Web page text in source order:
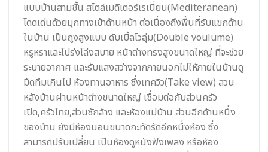
แบบบ้านสามชั้น สไตล์เมดิเตอร์เรเนี่ยน(Mediteranean)
โดดเด่นด้วยมุกทางเข้าด้านหน้า ต่อเนื่องถึงพื้นที่รับแขกด้าน
ในบ้าน เป็นถูงสูงแบบ ดับเบิ้ลโวลุ่ม(Double voulume)
หรูหราและโปร่งโล่งสบาย หน้าต่างทรงสูงขนาดใหญ่ ที่จะช่วย
ระบายอากาศ และรับแสงสว่างจากภายนอกไม่ให้ภายในบ้านดู
มืดทึมเกินไป ห้องทานอาหาร ซึ่งเทควิว(Take view) สวน
หลังบ้านผ่านหน้าต่างขนาดใหญ่ เชื่อมต่อกับส่วนครัว
เปิด,ครัวไทย,ส่วนซักล้าง และห้องแม่บ้าน ส่วนอีกด้านหนึ่ง
ของบ้าน ยังมีห้องนอนขนาดกะทัดรัดอีกหนึ่งห้อง ซึ่ง
สามารถปรับเปลี่ยน เป็นห้องดูหนังฟังเพลง หรือห้อง